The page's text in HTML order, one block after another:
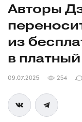
Авторы
из
в
09.07.2025 254